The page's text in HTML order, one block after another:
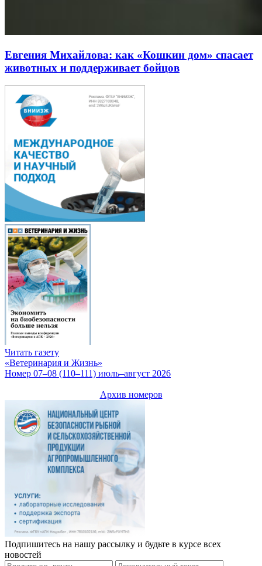
Евгения Михайлова: как «Кошкин дом» спасает
животных и поддерживает бойцов
Читать газету
«Ветеринария и Жизнь»
Номер 07–08 (110–111) июль–август 2026
Архив номеров
Подпишитесь на нашу рассылку и будьте в курсе всех
новостей